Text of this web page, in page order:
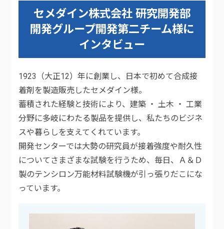
セメダイン株式会社 研究開発部
開発グループ開発第二チーム様に
インタビュー
1923（大正12）年に創業し、日本で初めて合成接
着剤を製造販売したセメダイン様。
蓄積された経験と技術により、建築 ・ 土木 ・ 工業
分野に多岐にわたる製品を提供し、私たちのビジネ
スや暮らしを支えてくれています。
開発センターでは大勢の研究員が接着強度や耐久性
についてさまざまな試験を行うため、毎日、Ａ＆Ｄ
製のテンシロン万能材料試験機が引っ張りだこにな
っています。